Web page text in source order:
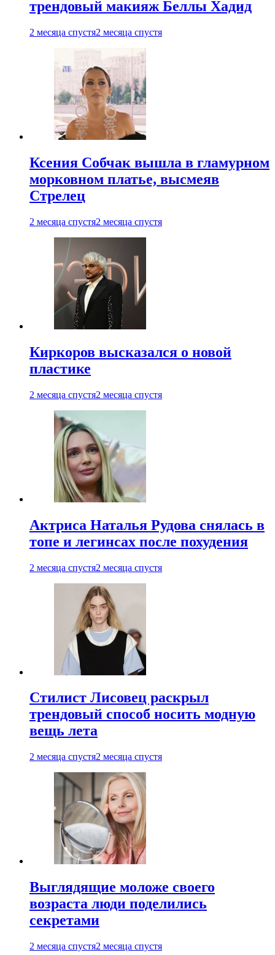
трендовый макияж Беллы Хадид
2 месяца спустя2 месяца спустя
Ксения Собчак вышла в гламурном
морковном платье, высмеяв
Стрелец
2 месяца спустя2 месяца спустя
Киркоров высказался о новой
пластике
2 месяца спустя2 месяца спустя
Актриса Наталья Рудова снялась в
топе и легинсах после похудения
2 месяца спустя2 месяца спустя
Стилист Лисовец раскрыл
трендовый способ носить модную
вещь лета
2 месяца спустя2 месяца спустя
Выглядящие моложе своего
возраста люди поделились
секретами
2 месяца спустя2 месяца спустя